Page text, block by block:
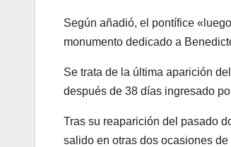
Según añadió, el pontífice
monumento dedicado a
Se trata de la última aparición
después de 38 días ingresado
Tras su reaparición del pasado
salido en otras dos ocasiones